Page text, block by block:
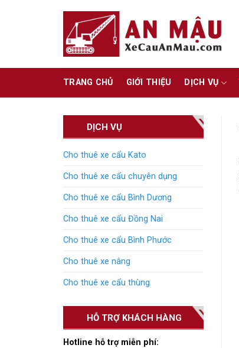
TRANG CHỦ GIỚI THIỆU DỊCH VỤ
DỊCH VỤ
Cho thuê xe cẩu Kato
Cho thuê xe cẩu chuyên dụng
Cho thuê xe cẩu Bình Dương
Cho thuê xe cẩu Đồng Nai
Cho thuê xe cẩu Bình Phước
Cho thuê xe nâng
Cho thuê xe cẩu thùng
HỖ TRỢ KHÁCH HÀNG
Hotline hỗ trợ miễn phí: